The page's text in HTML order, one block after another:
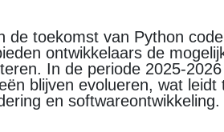
de toekomst van Python
ontwikkelaars de
In de periode 2025-
blijven evolueren, wat leidt
en softwareontwikkeling.